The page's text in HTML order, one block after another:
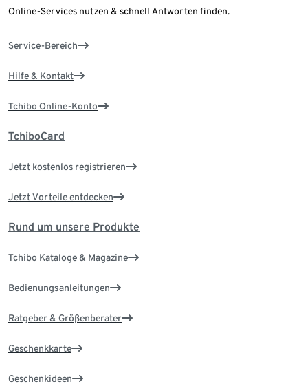
Online-Services nutzen & schnell Antworten finden.
Service-Bereich
Hilfe & Kontakt
Tchibo Online-Konto
TchiboCard
Jetzt kostenlos registrieren
Jetzt Vorteile entdecken
Rund um unsere Produkte
Tchibo Kataloge & Magazine
Bedienungsanleitungen
Ratgeber & Größenberater
Geschenkkarte
Geschenkideen